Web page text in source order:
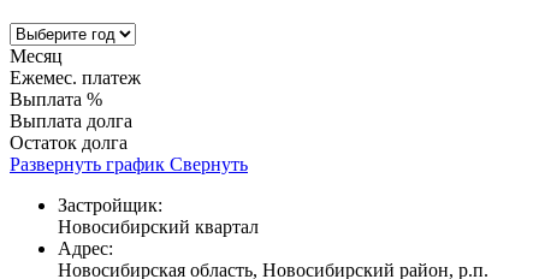
Месяц
Ежемес. платеж
Выплата %
Выплата долга
Остаток долга
Развернуть график Свернуть
Застройщик:
Новосибирский квартал
Адрес:
Новосибирская область, Новосибирский район, р.п.